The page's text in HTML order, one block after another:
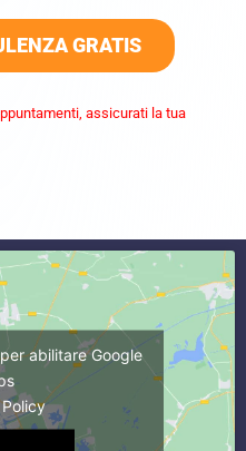
GRATIS
assicurati la tua
abilitare Google